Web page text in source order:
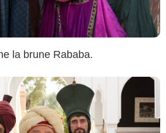
la brune Rababa.